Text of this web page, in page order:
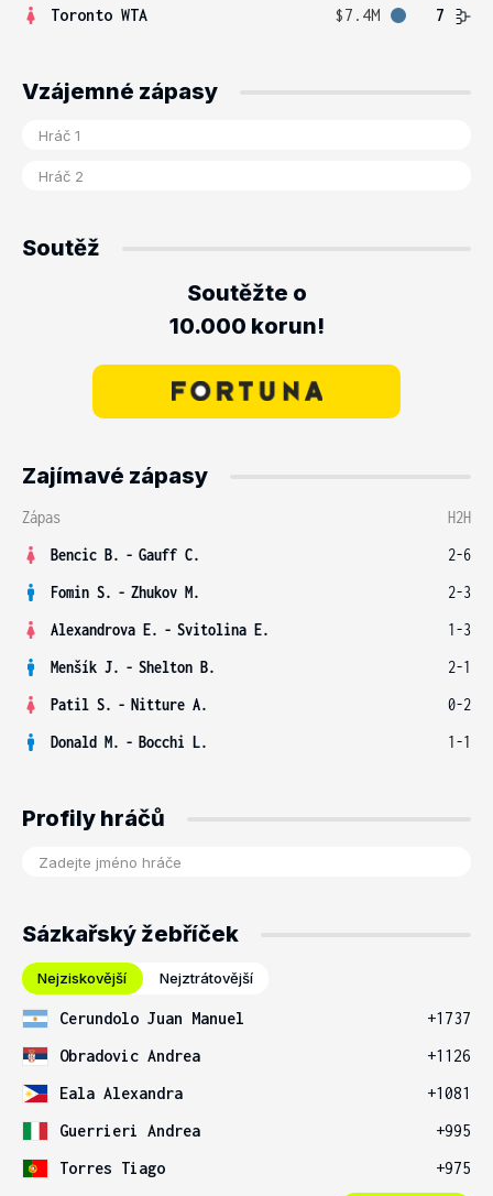
Toronto WTA
$7.4M 7
Vzájemné zápasy
Soutěž
Soutěžte o
10.000 korun!
Zajímavé zápasy
Zápas
H2H
Bencic B. - Gauff C.
2-6
Fomin S. - Zhukov M.
2-3
Alexandrova E. - Svitolina E.
1-3
Menšík J. - Shelton B.
2-1
Patil S. - Nitture A.
0-2
Donald M. - Bocchi L. 1-1
Profily hráčů
Sázkařský žebříček
Nejziskovější Nejztrátovější
Cerundolo Juan Manuel
+1737
Obradovic Andrea
+1126
Eala Alexandra
+1081
Guerrieri Andrea
+995
Torres Tiago
+975